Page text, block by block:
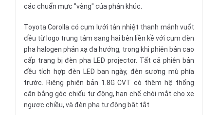
các chuẩn mực "vàng" của phân khúc.
Toyota Corolla có cụm lưới tản nhiệt thanh mảnh vuốt
đều từ logo trung tâm sang hai bên liền kề với cụm đèn
pha halogen phản xạ đa hướng, trong khi phiên bản cao
cấp trang bị đèn pha LED projector. Tất cả phiên bản
đều tích hợp đèn LED ban ngày, đèn sương mù phía
trước. Riêng phiên bản 1.8G CVT có thêm hệ thống
cân bằng góc chiếu tự động, hạn chế chói mắt cho xe
ngược chiều, và đèn pha tự động bật tắt.